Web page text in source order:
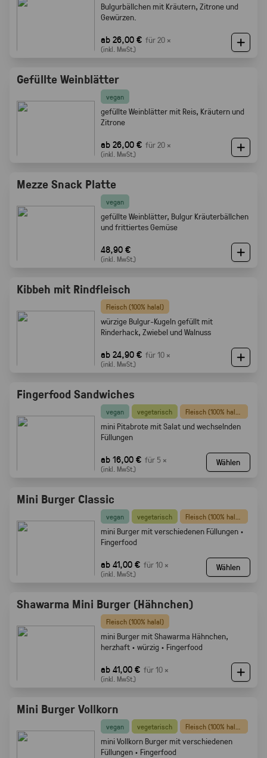
Bulgurbällchen mit Kräutern, Zitrone und
Gewürzen.
ab 26,00 € für 20 ×
(inkl. MwSt.)
Gefüllte Weinblätter
vegan
gefüllte Weinblätter mit Reis, Kräutern und
Zitrone
ab 26,00 € für 20 ×
(inkl. MwSt.)
Mezze Snack Platte
vegan
gefüllte Weinblätter, Bulgur Kräuterbällchen
und frittiertes Gemüse
48,90 €
(inkl. MwSt.)
Kibbeh mit Rindfleisch
Fleisch (100% halal)
würzige Bulgur-Kugeln gefüllt mit
Rinderhack, Zwiebel und Walnuss
ab 24,90 € für 10 ×
(inkl. MwSt.)
Fingerfood Sandwiches
vegan vegetarisch
mini Pitabrote mit Salat und wechselnden
Füllungen
ab 16,00 € für 5 ×
(inkl. MwSt.)
Wählen
Mini Burger Classic
vegan vegetarisch
mini Burger mit verschiedenen Füllungen ·
Fingerfood
ab 41,00 € für 10 ×
(inkl. MwSt.)
Wählen
Shawarma Mini Burger (Hähnchen)
Fleisch (100% halal)
mini Burger mit Shawarma Hähnchen,
herzhaft · würzig · Fingerfood
ab 41,00 € für 10 ×
(inkl. MwSt.)
Mini Burger Vollkorn
vegan vegetarisch
mini Vollkorn Burger mit verschiedenen
Füllungen · Fingerfood